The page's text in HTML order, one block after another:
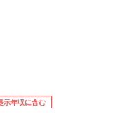
示年収に含む